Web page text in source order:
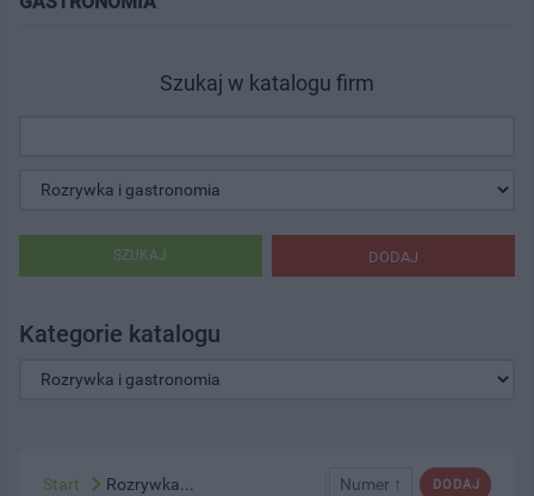
Szukaj w katalogu firm
DODAJ
SZUKAJ
Kategorie katalogu
DODAJ
Numer ↑
Start Rozrywka...